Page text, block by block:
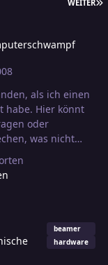
WEITER
könnt
oder
was nicht
benutzt den
und
Linux die Finger
dieser
beamer
hardware